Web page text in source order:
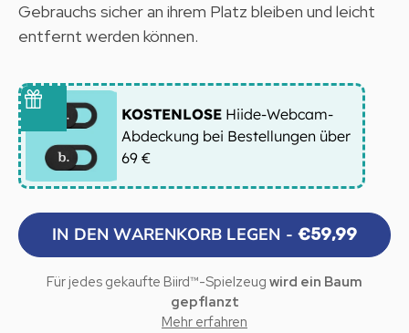
Gebrauchs sicher an ihrem Platz bleiben und leicht
entfernt werden können.
KOSTENLOSE Hiide-Webcam-
Abdeckung bei Bestellungen über
69 €
IN DEN WARENKORB LEGEN - €59,99
Für jedes gekaufte Biird™-Spielzeug wird ein Baum
gepflanzt
Mehr erfahren